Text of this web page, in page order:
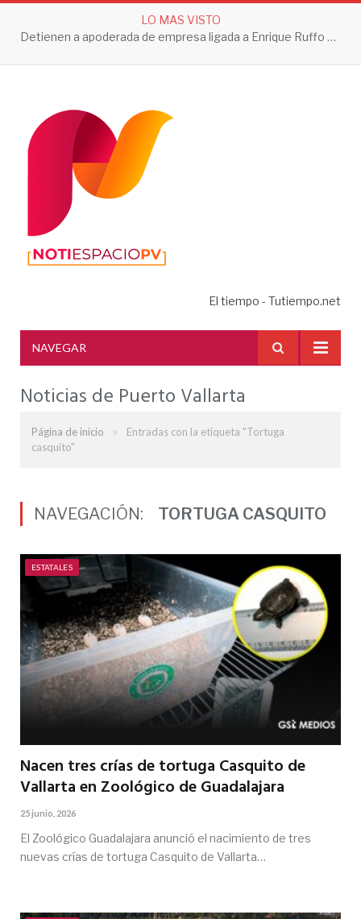
LO MAS VISTO
Detienen a apoderada de empresa ligada a Enrique Ruffo por investigación de Huachicol Fiscal
El tiempo - Tutiempo.net
NAVEGAR
Noticias de Puerto Vallarta
Página de inicio »
Entradas con la etiqueta "Tortuga
casquito"
NAVEGACIÓN: TORTUGA CASQUITO
ESTATALES
Nacen tres crías de tortuga Casquito de
Vallarta en Zoológico de Guadalajara
25 junio, 2026
El Zoológico Guadalajara anunció el nacimiento de tres
nuevas crías de tortuga Casquito de Vallarta…